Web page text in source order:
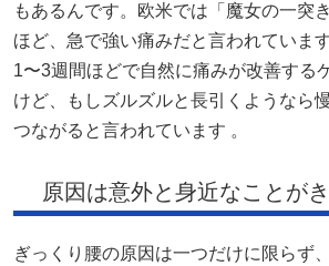
もあるんです。欧米では「魔女の一突
ほど、急で強い痛みだと言われていま
1〜3週間ほどで自然に痛みが改善する
けど、もしズルズルと長引くようなら
つながると言われています 。
原因は意外と身近なことが
ぎっくり腰の原因は一つだけに限らず